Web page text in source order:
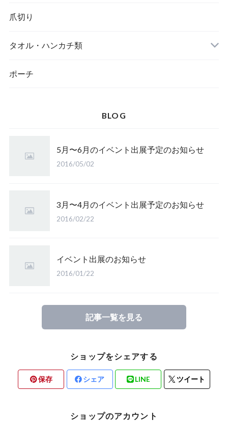
爪切り
タオル・ハンカチ類
ポーチ
BLOG
5月〜6月のイベント出展予定のお知らせ
2016/05/02
3月〜4月のイベント出展予定のお知らせ
2016/02/22
イベント出展のお知らせ
2016/01/22
記事一覧を見る
ショップをシェアする
保存 シェア LINE ツイート
ショップのアカウント